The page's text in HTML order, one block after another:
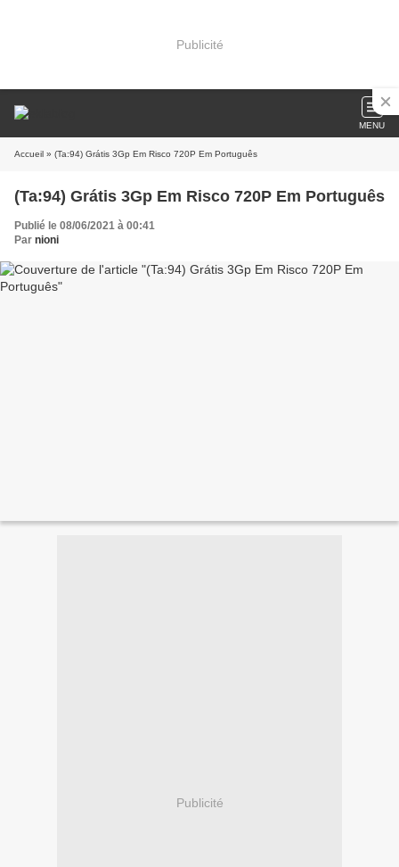
Publicité
MENU
Accueil » (Ta:94) Grátis 3Gp Em Risco 720P Em Português
(Ta:94) Grátis 3Gp Em Risco 720P Em Português
Publié le 08/06/2021 à 00:41
Par nioni
Publicité